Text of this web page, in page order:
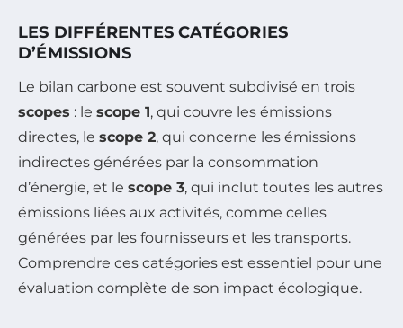
LES DIFFÉRENTES CATÉGORIES
D’ÉMISSIONS
Le bilan carbone est souvent subdivisé en trois
scopes : le scope 1, qui couvre les émissions
directes, le scope 2, qui concerne les émissions
indirectes générées par la consommation
d’énergie, et le scope 3, qui inclut toutes les autres
émissions liées aux activités, comme celles
générées par les fournisseurs et les transports.
Comprendre ces catégories est essentiel pour une
évaluation complète de son impact écologique.